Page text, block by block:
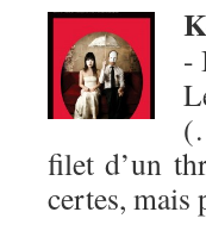
-
filet d’un
certes, mais